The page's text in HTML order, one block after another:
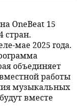
OneBeat 15
стран.
мае 2025 года.
объединяет
работы
музыкальных
вместе